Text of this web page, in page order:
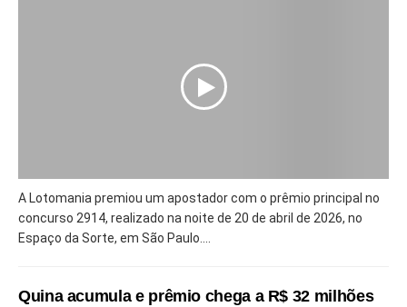
A Lotomania premiou um apostador com o prêmio principal no
concurso 2914, realizado na noite de 20 de abril de 2026, no
Espaço da Sorte, em São Paulo....
Quina acumula e prêmio chega a R$ 32 milhões